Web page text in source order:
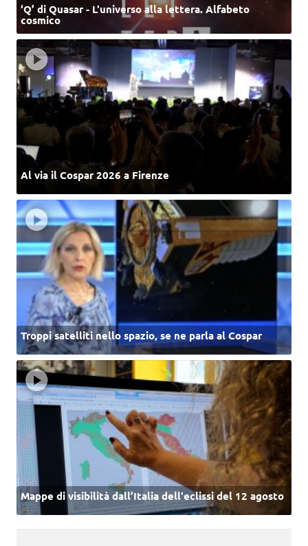
‘Q’ di Quasar - L'universo alla lettera. Alfabeto
cosmico
Al via il Cospar 2026 a Firenze
Troppi satelliti nello spazio, se ne parla al Cospar
Mappe di visibilità dall’Italia dell'eclissi del 12 agosto